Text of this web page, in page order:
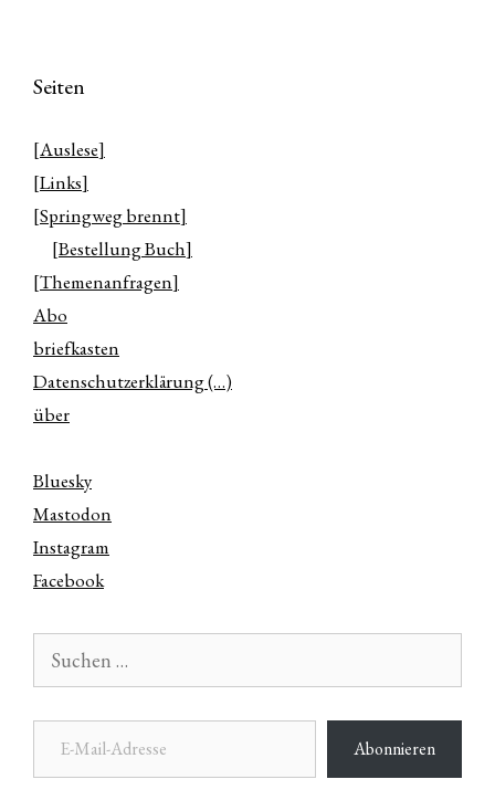
Seiten
[Auslese]
[Links]
[Springweg brennt]
[Bestellung Buch]
[Themenanfragen]
Abo
briefkasten
Datenschutzerklärung (…)
über
Bluesky
Mastodon
Instagram
Facebook
nach:
E-Mail-Adresse
Abonnieren